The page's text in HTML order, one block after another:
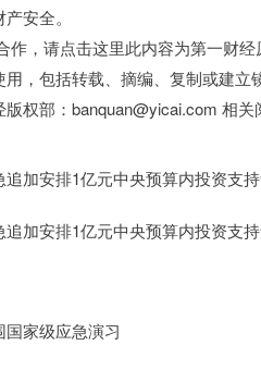
安全。
作，请点击这里此内容为第一财
，包括转载、摘编、复制或建
权部：banquan@yicai.com 相关
加安排1亿元中央预算内投资支
加安排1亿元中央预算内投资支
国家级应急演习